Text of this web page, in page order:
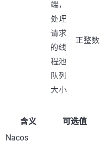
端，
处理
请求
的线
程池
队列
大小
正整数
含义 可选值
Nacos